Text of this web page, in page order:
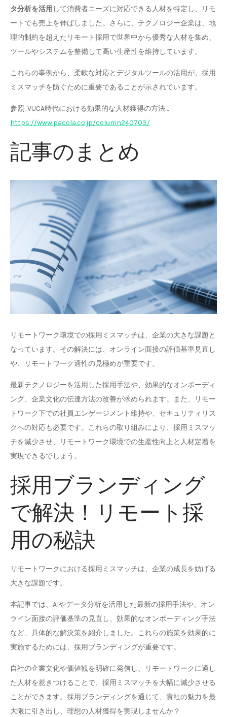
タ分析を活用 して消費者ニーズに対応できる人材を特定し、リモ
ートでも売上を伸ばしました。さらに、テクノロジー企業は、地
理的制約を超えたリモート採用で世界中から優秀な人材を集め、
ツールやシステムを整備して高い生産性を維持しています。
これらの事例から、柔軟な対応とデジタルツールの活用が、採用
ミスマッチを防ぐために重要であることが示されています。
参照: VUCA時代における効果的な人材獲得の方法…
https://www.pacola.co.jp/column240703/
記事のまとめ
リモートワーク環境での採用ミスマッチは、企業の大きな課題と
なっています。その解決には、オンライン面接の評価基準見直し
や、リモートワーク適性の見極めが重要です。
最新テクノロジーを活用した採用手法や、効果的なオンボーディ
ング、企業文化の伝達方法の改善が求められます。また、リモー
トワーク下での社員エンゲージメント維持や、セキュリティリス
クへの対応も必要です。これらの取り組みにより、採用ミスマッ
チを減少させ、リモートワーク環境での生産性向上と人材定着を
実現できるでしょう。
採用ブランディング
で解決！リモート採
用の秘訣
リモートワークにおける採用ミスマッチは、企業の成長を妨げる
大きな課題です。
本記事では、AIやデータ分析を活用した最新の採用手法や、オン
ライン面接の評価基準の見直し、効果的なオンボーディング手法
など、具体的な解決策を紹介しました。これらの施策を効果的に
実施するためには、採用ブランディングが重要です。
自社の企業文化や価値観を明確に発信し、リモートワークに適し
た人材を惹きつけることで、採用ミスマッチを大幅に減少させる
ことができます。採用ブランディングを通じて、貴社の魅力を最
大限に引き出し、理想の人材獲得を実現しませんか？